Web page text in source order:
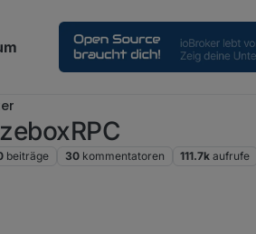
beiträge 30 kommentatoren 111.7k aufrufe